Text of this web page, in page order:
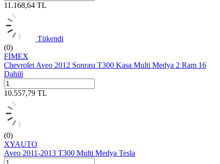
11.168,64 TL
Tükendi
(0)
FİMEX
Chevrolet Aveo 2012 Sonrası T300 Kasa Multi Medya 2 Ram 16
Dahili
10.557,79 TL
(0)
XYAUTO
Aveo 2011-2013 T300 Multi Medya Tesla